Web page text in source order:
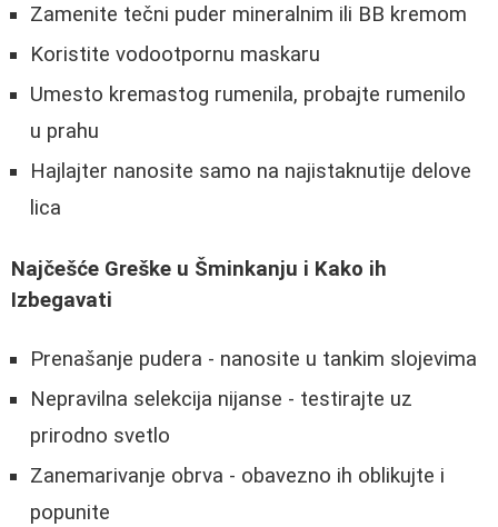
Zamenite tečni puder mineralnim ili BB kremom
Koristite vodootpornu maskaru
Umesto kremastog rumenila, probajte rumenilo
u prahu
Hajlajter nanosite samo na najistaknutije delove
lica
Najčešće Greške u Šminkanju i Kako ih
Izbegavati
Prenašanje pudera - nanosite u tankim slojevima
Nepravilna selekcija nijanse - testirajte uz
prirodno svetlo
Zanemarivanje obrva - obavezno ih oblikujte i
popunite